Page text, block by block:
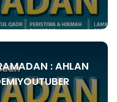
: AHLAN